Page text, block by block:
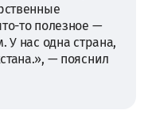
то полезное —
У нас одна страна,
— пояснил